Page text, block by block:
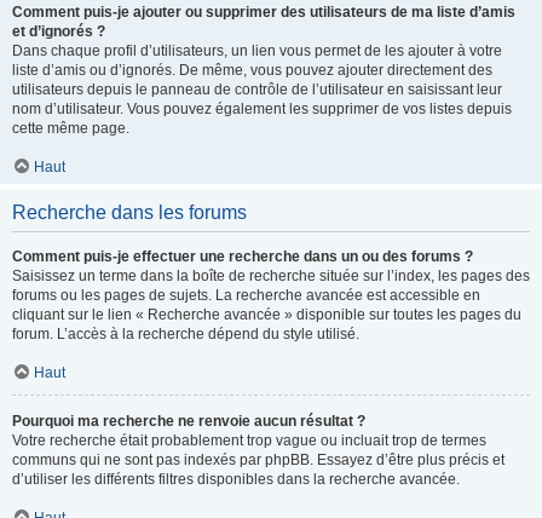
Comment puis-je ajouter ou supprimer des utilisateurs de ma liste d’amis
et d’ignorés ?
Dans chaque profil d’utilisateurs, un lien vous permet de les ajouter à votre
liste d’amis ou d’ignorés. De même, vous pouvez ajouter directement des
utilisateurs depuis le panneau de contrôle de l’utilisateur en saisissant leur
nom d’utilisateur. Vous pouvez également les supprimer de vos listes depuis
cette même page.
Haut
Recherche dans les forums
Comment puis-je effectuer une recherche dans un ou des forums ?
Saisissez un terme dans la boîte de recherche située sur l’index, les pages des
forums ou les pages de sujets. La recherche avancée est accessible en
cliquant sur le lien « Recherche avancée » disponible sur toutes les pages du
forum. L’accès à la recherche dépend du style utilisé.
Haut
Pourquoi ma recherche ne renvoie aucun résultat ?
Votre recherche était probablement trop vague ou incluait trop de termes
communs qui ne sont pas indexés par phpBB. Essayez d’être plus précis et
d’utiliser les différents filtres disponibles dans la recherche avancée.